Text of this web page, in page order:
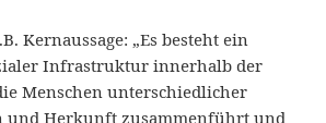
Kernaussage: „Es besteht ein
Infrastruktur innerhalb der
Menschen unterschiedlicher
und Herkunft zusammenführt und